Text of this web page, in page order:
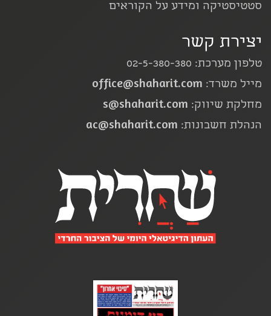
סטטיסטיקה ומידע על הקוראים
יצירת קשר
טלפון מערכת: 02-5-380-380
מייל משרד: office@shaharit.com
מחלקת שיווק: s@shaharit.com
הנהלת חשבונות: ac@shaharit.com